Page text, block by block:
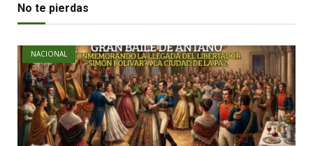
No te pierdas
NACIONAL